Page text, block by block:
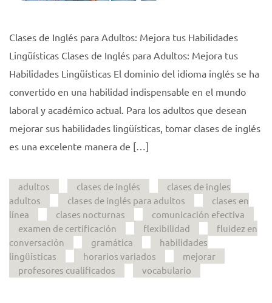
Clases de Inglés para Adultos: Mejora tus Habilidades
Lingüísticas Clases de Inglés para Adultos: Mejora tus
Habilidades Lingüísticas El dominio del idioma inglés se ha
convertido en una habilidad indispensable en el mundo
laboral y académico actual. Para los adultos que desean
mejorar sus habilidades lingüísticas, tomar clases de inglés
es una excelente manera de […]
adultos clases de inglés
clases de ingles
adultos
clases de inglés para adultos
clases en
línea
clases nocturnas
comunicación efectiva
examen de certificación
flexibilidad
fluidez en
conversación
gramática
habilidades
lingüísticas
horarios variados
mejorar
profesores cualificados
vocabulario